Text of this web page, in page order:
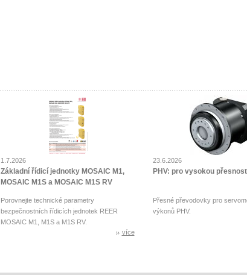
1.7.2026
Základní řídicí jednotky MOSAIC M1,
MOSAIC M1S a MOSAIC M1S RV
Porovnejte technické parametry
bezpečnostních řídicích jednotek REER
MOSAIC M1, M1S a M1S RV.
více
23.6.2026
PHV: pro vysokou přesnost
Přesné převodovky pro
výkonů PHV.